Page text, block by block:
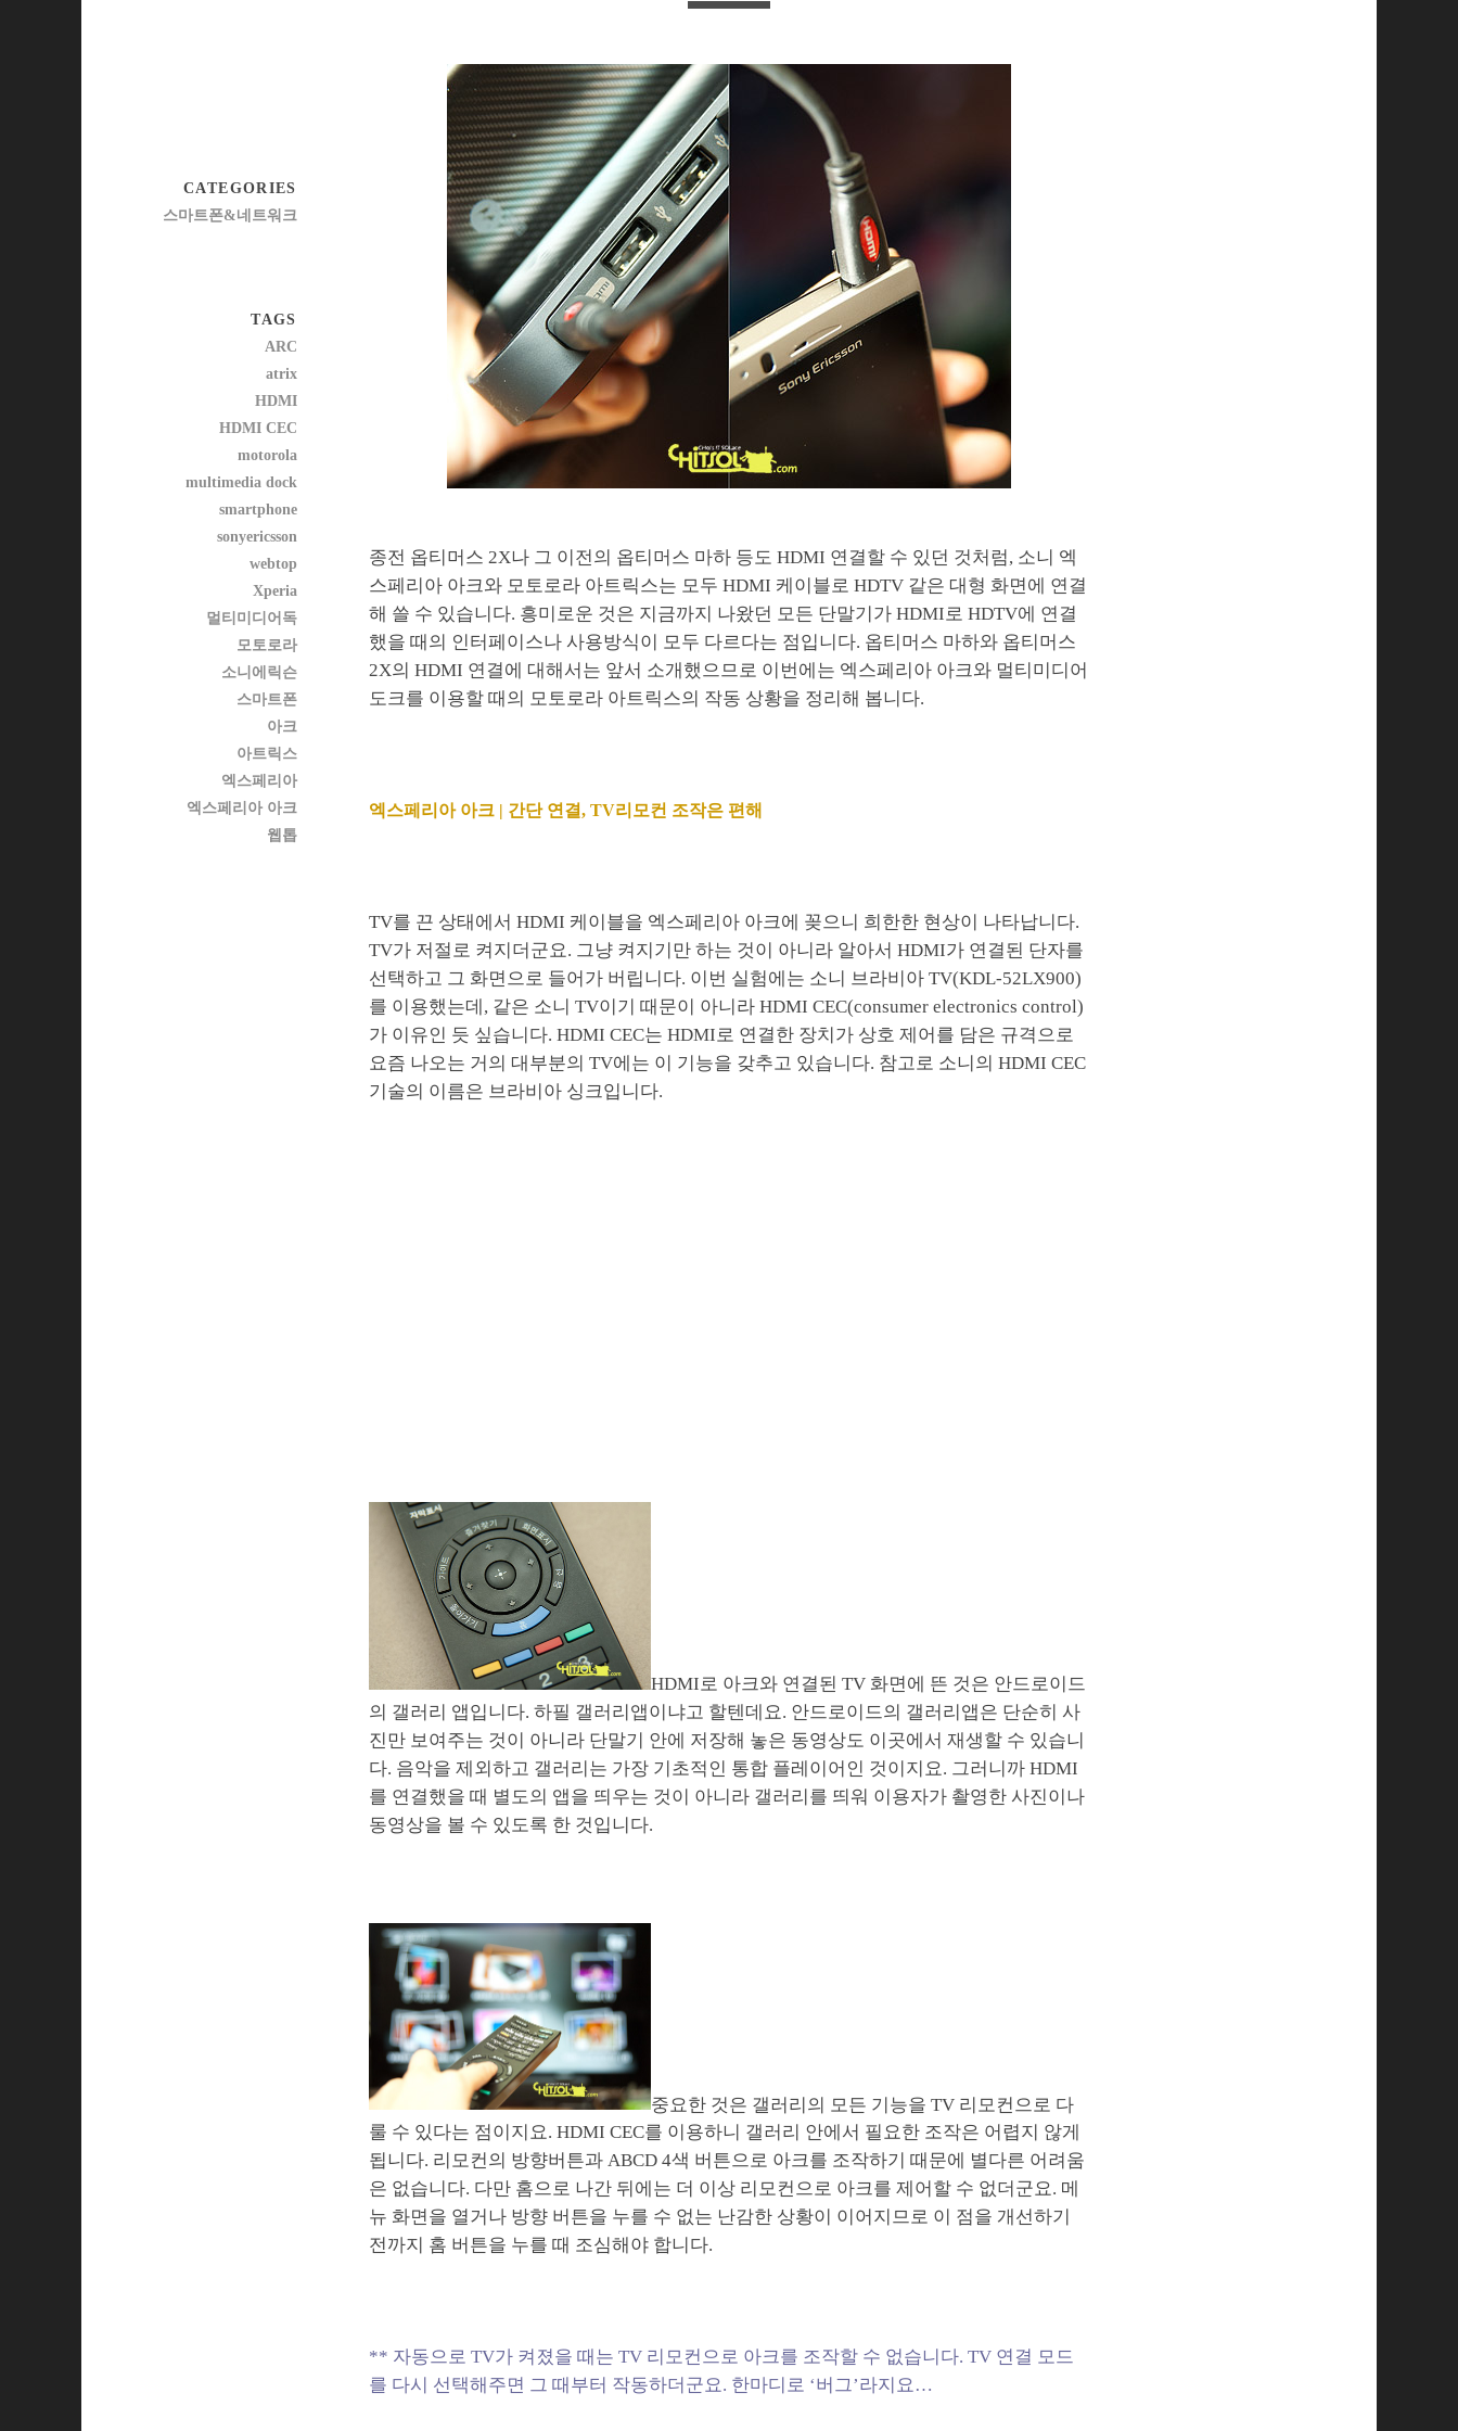
종전 옵티머스 2X나 그 이전의 옵티머스 마하 등도 HDMI 연결할 수 있던 것처럼, 소니 엑
스페리아 아크와 모토로라 아트릭스는 모두 HDMI 케이블로 HDTV 같은 대형 화면에 연결
해 쓸 수 있습니다. 흥미로운 것은 지금까지 나왔던 모든 단말기가 HDMI로 HDTV에 연결
했을 때의 인터페이스나 사용방식이 모두 다르다는 점입니다. 옵티머스 마하와 옵티머스
2X의 HDMI 연결에 대해서는 앞서 소개했으므로 이번에는 엑스페리아 아크와 멀티미디어
도크를 이용할 때의 모토로라 아트릭스의 작동 상황을 정리해 봅니다.
엑스페리아 아크 | 간단 연결, TV리모컨 조작은 편해
TV를 끈 상태에서 HDMI 케이블을 엑스페리아 아크에 꽂으니 희한한 현상이 나타납니다.
TV가 저절로 켜지더군요. 그냥 켜지기만 하는 것이 아니라 알아서 HDMI가 연결된 단자를
선택하고 그 화면으로 들어가 버립니다. 이번 실험에는 소니 브라비아 TV(KDL-52LX900)
를 이용했는데, 같은 소니 TV이기 때문이 아니라 HDMI CEC(consumer electronics control)
가 이유인 듯 싶습니다. HDMI CEC는 HDMI로 연결한 장치가 상호 제어를 담은 규격으로
요즘 나오는 거의 대부분의 TV에는 이 기능을 갖추고 있습니다. 참고로 소니의 HDMI CEC
기술의 이름은 브라비아 싱크입니다.
HDMI로 아크와 연결된 TV 화면에 뜬 것은 안드로이드
의 갤러리 앱입니다. 하필 갤러리앱이냐고 할텐데요. 안드로이드의 갤러리앱은 단순히 사
진만 보여주는 것이 아니라 단말기 안에 저장해 놓은 동영상도 이곳에서 재생할 수 있습니
다. 음악을 제외하고 갤러리는 가장 기초적인 통합 플레이어인 것이지요. 그러니까 HDMI
를 연결했을 때 별도의 앱을 띄우는 것이 아니라 갤러리를 띄워 이용자가 촬영한 사진이나
동영상을 볼 수 있도록 한 것입니다.
중요한 것은 갤러리의 모든 기능을 TV 리모컨으로 다
룰 수 있다는 점이지요. HDMI CEC를 이용하니 갤러리 안에서 필요한 조작은 어렵지 않게
됩니다. 리모컨의 방향버튼과 ABCD 4색 버튼으로 아크를 조작하기 때문에 별다른 어려움
은 없습니다. 다만 홈으로 나간 뒤에는 더 이상 리모컨으로 아크를 제어할 수 없더군요. 메
뉴 화면을 열거나 방향 버튼을 누를 수 없는 난감한 상황이 이어지므로 이 점을 개선하기
전까지 홈 버튼을 누를 때 조심해야 합니다.
** 자동으로 TV가 켜졌을 때는 TV 리모컨으로 아크를 조작할 수 없습니다. TV 연결 모드
를 다시 선택해주면 그 때부터 작동하더군요. 한마디로 ‘버그’라지요…
CATEGORIES
스마트폰&네트워크
TAGS
ARC
atrix
HDMI
HDMI CEC
motorola
multimedia dock
smartphone
sonyericsson
webtop
Xperia
멀티미디어독
모토로라
소니에릭슨
스마트폰
아크
아트릭스
엑스페리아
엑스페리아 아크
웹톱